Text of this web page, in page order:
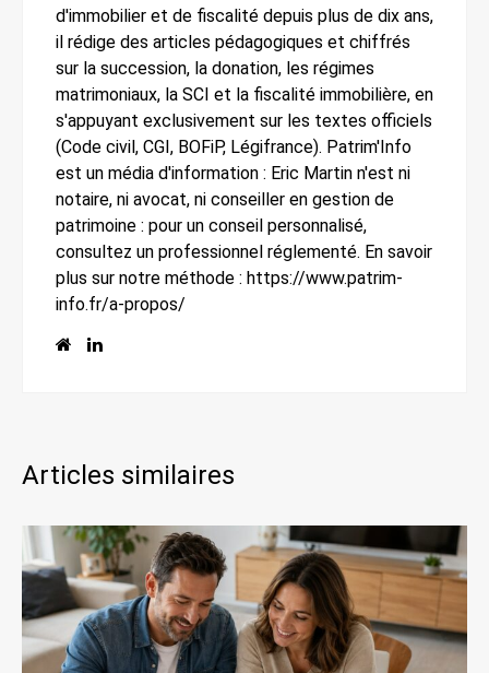
d'immobilier et de fiscalité depuis plus de dix ans,
il rédige des articles pédagogiques et chiffrés
sur la succession, la donation, les régimes
matrimoniaux, la SCI et la fiscalité immobilière, en
s'appuyant exclusivement sur les textes officiels
(Code civil, CGI, BOFiP, Légifrance). Patrim'Info
est un média d'information : Eric Martin n'est ni
notaire, ni avocat, ni conseiller en gestion de
patrimoine : pour un conseil personnalisé,
consultez un professionnel réglementé. En savoir
plus sur notre méthode : https://www.patrim-
info.fr/a-propos/
Articles similaires